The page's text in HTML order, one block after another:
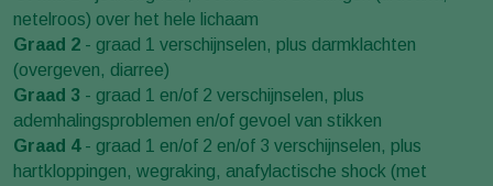
netelroos) over het hele lichaam
Graad 2 - graad 1 verschijnselen, plus darmklachten
(overgeven, diarree)
Graad 3 - graad 1 en/of 2 verschijnselen, plus
ademhalingsproblemen en/of gevoel van stikken
Graad 4- graad 1 en/of 2 en/of 3 verschijnselen, plus
hartkloppingen, wegraking, anafylactische shock (met